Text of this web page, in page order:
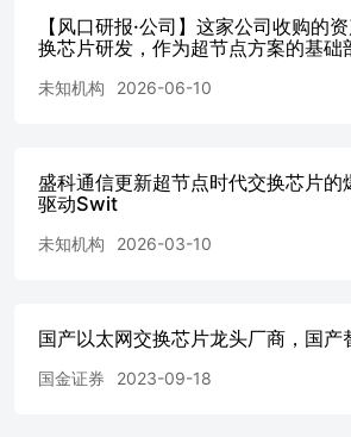
zhangtian@sxzq.com 受益于AI资本
案导入，公司数据中心高带宽以太
Semianalysis统计，万卡H100集群中
显示，全球以太网交换芯片、
2025年或达40亿美元和20亿美元左
scaleup交换芯片则有望达到180亿美
月发布一款102.4T国产芯片NPO交
25.6T国产交换芯片组成，并创新采
【风口研报·公司】这家公司收购的
换芯片研发，作为超节点方案的基础
中；另有公司手握区位+资金+重工禀
未知机构 2026-06-10
盛科通信更新超节点时代交换芯片的
驱动Swit
未知机构 2026-03-10
国产以太网交换芯片龙头厂商，国产
国金证券 2023-09-18